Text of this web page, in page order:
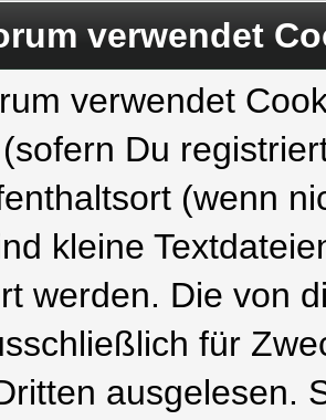
verwendet
verwendet
Du
(wenn
kleine
werden. Die von
für
ausgelesen.